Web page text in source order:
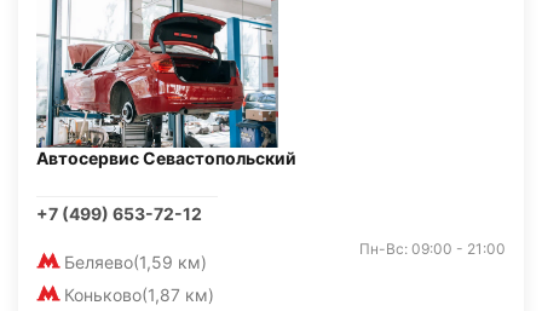
Автосервис Севастопольский
+7 (499) 653-72-12
Беляево(1,59 км)
Коньково(1,87 км)
Пн-Вс: 09:00 - 21:00